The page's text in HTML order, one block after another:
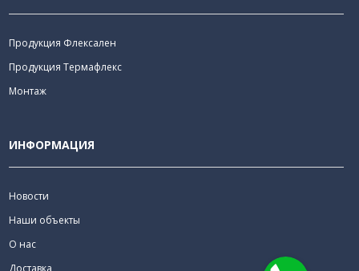
Продукция Флексален
Продукция Термафлекс
Монтаж
ИНФОРМАЦИЯ
Новости
Наши объекты
О нас
Доставка